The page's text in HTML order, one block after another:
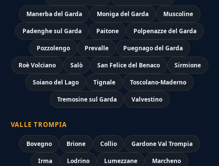
Manerba del Garda Moniga del Garda Muscoline
Padenghe sul Garda Paitone Polpenazze del Garda
Pozzolengo Prevalle Puegnago del Garda
Roè Volciano Salò San Felice del Benaco Sirmione
Soiano del Lago Tignale Toscolano-Maderno
Tremosine sul Garda Valvestino
VALLE TROMPIA
Bovegno Brione Collio Gardone Val Trompia
Irma Lodrino Lumezzane Marcheno